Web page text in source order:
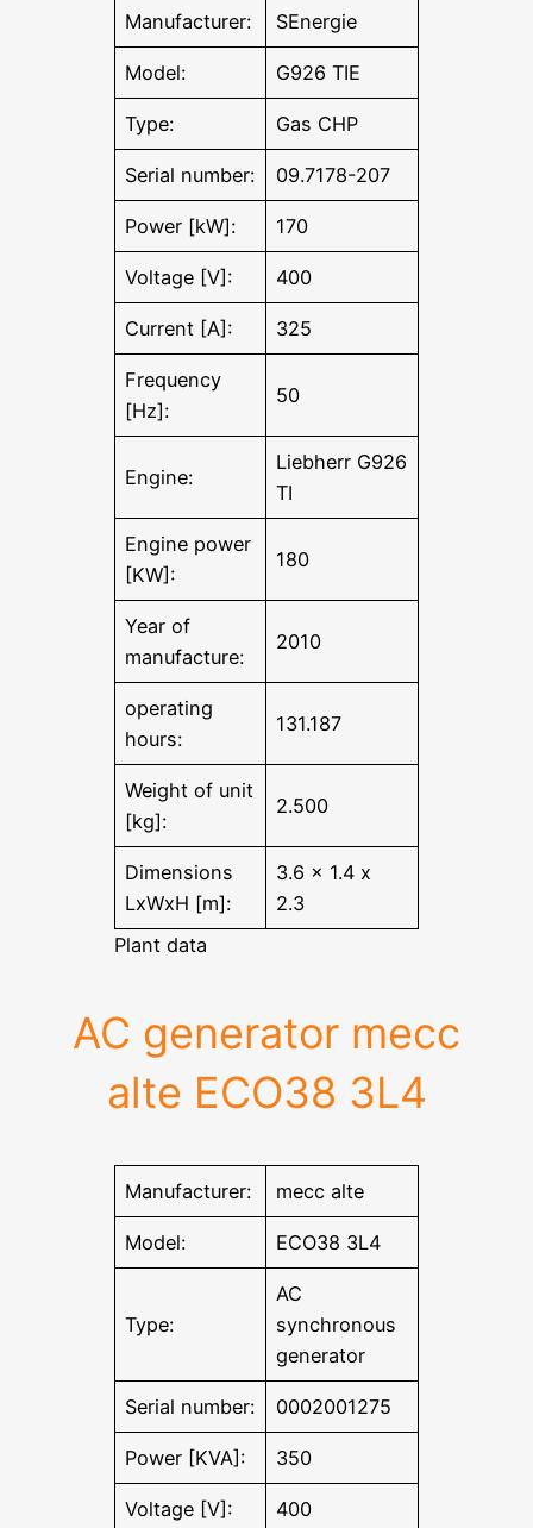
Manufacturer: SEnergie
Model: G926 TIE
Type: Gas CHP
Serial number: 09.7178-207
Power [kW]: 170
Voltage [V]: 400
Current [A]: 325
Frequency
[Hz]:
50
Engine:
Liebherr G926
TI
Engine power
[KW]:
180
Year of
manufacture:
2010
operating
hours:
131.187
Weight of unit
[kg]:
2.500
Dimensions
LxWxH [m]:
3.6 x 1.4 x
2.3
Plant data
AC generator mecc
alte ECO38 3L4
Manufacturer: mecc alte
Model: ECO38 3L4
Type:
AC
synchronous
generator
Serial number: 0002001275
Power [KVA]: 350
Voltage [V]: 400